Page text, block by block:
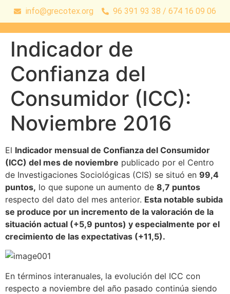
info@grecotex.org 96 391 93 38 / 674 16 09 06
Indicador de
Confianza del
Consumidor (ICC):
Noviembre 2016
El Indicador mensual de Confianza del Consumidor
(ICC) del mes de noviembre publicado por el Centro
de Investigaciones Sociológicas (CIS) se situó en 99,4
puntos, lo que supone un aumento de 8,7 puntos
respecto del dato del mes anterior. Esta notable subida
se produce por un incremento de la valoración de la
situación actual (+5,9 puntos) y especialmente por el
crecimiento de las expectativas (+11,5).
En términos interanuales, la evolución del ICC con
respecto a noviembre del año pasado continúa siendo